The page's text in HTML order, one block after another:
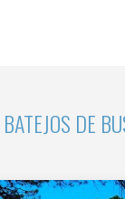
DE
l'usuari.